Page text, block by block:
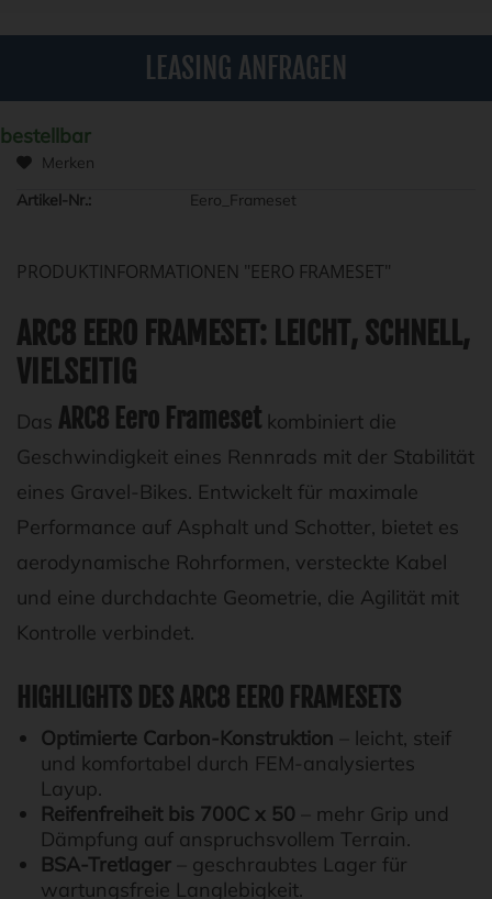
LEASING ANFRAGEN
bestellbar
Merken
Artikel-Nr.:
Eero_Frameset
PRODUKTINFORMATIONEN "EERO FRAMESET"
ARC8 EERO FRAMESET: LEICHT, SCHNELL,
VIELSEITIG
Das ARC8 Eero Frameset kombiniert die
Geschwindigkeit eines Rennrads mit der Stabilität
eines Gravel-Bikes. Entwickelt für maximale
Performance auf Asphalt und Schotter, bietet es
aerodynamische Rohrformen, versteckte Kabel
und eine durchdachte Geometrie, die Agilität mit
Kontrolle verbindet.
HIGHLIGHTS DES ARC8 EERO FRAMESETS
Optimierte Carbon-Konstruktion – leicht, steif
und komfortabel durch FEM-analysiertes
Layup.
Reifenfreiheit bis 700C x 50 – mehr Grip und
Dämpfung auf anspruchsvollem Terrain.
BSA-Tretlager – geschraubtes Lager für
wartungsfreie Langlebigkeit.